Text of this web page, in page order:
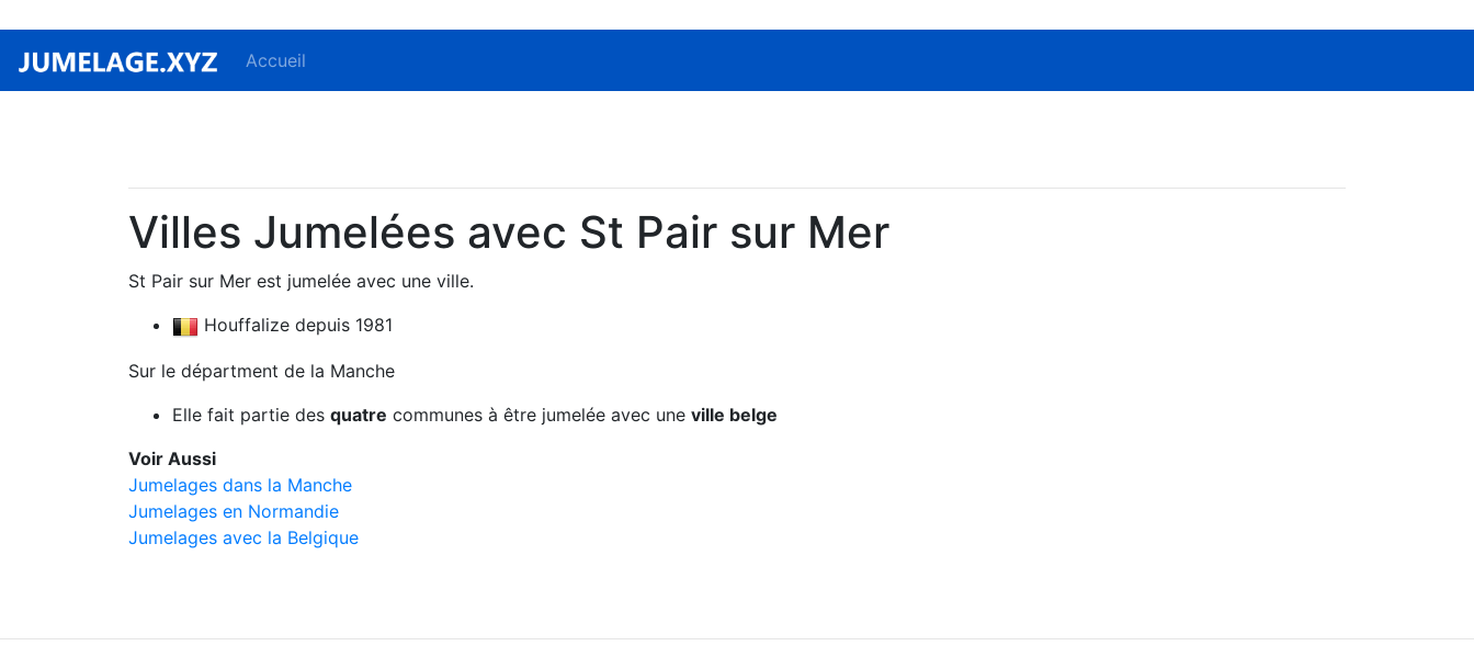
Accueil
Villes Jumelées avec St Pair sur Mer
St Pair sur Mer est jumelée avec une ville.
Houffalize depuis 1981
Sur le départment de la Manche
Elle fait partie des quatre communes à être jumelée avec une ville belge
Voir Aussi
Jumelages dans la Manche
Jumelages en Normandie
Jumelages avec la Belgique